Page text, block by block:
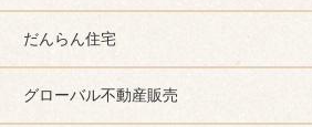
だんらん住宅
グローバル不動産販売